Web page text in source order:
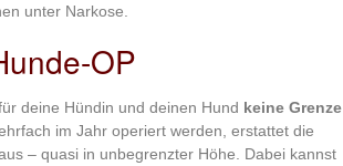
unter Narkose.
OP
deine Hündin und deinen Hund keine Grenze
im Jahr operiert werden, erstattet die
– quasi in unbegrenzter Höhe. Dabei kannst